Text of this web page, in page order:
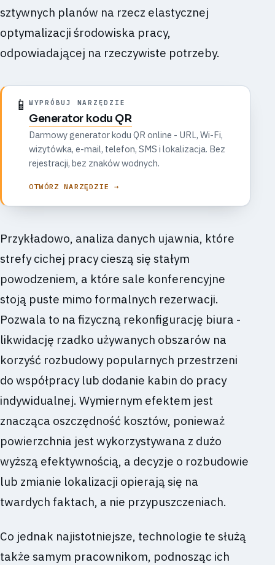
sztywnych planów na rzecz elastycznej
optymalizacji środowiska pracy,
odpowiadającej na rzeczywiste potrzeby.
📱 WYPRÓBUJ NARZĘDZIE
Generator kodu QR
Darmowy generator kodu QR online - URL, Wi-Fi,
wizytówka, e-mail, telefon, SMS i lokalizacja. Bez
rejestracji, bez znaków wodnych.
OTWÓRZ NARZĘDZIE →
Przykładowo, analiza danych ujawnia, które
strefy cichej pracy cieszą się stałym
powodzeniem, a które sale konferencyjne
stoją puste mimo formalnych rezerwacji.
Pozwala to na fizyczną rekonfigurację biura -
likwidację rzadko używanych obszarów na
korzyść rozbudowy popularnych przestrzeni
do współpracy lub dodanie kabin do pracy
indywidualnej. Wymiernym efektem jest
znacząca oszczędność kosztów, ponieważ
powierzchnia jest wykorzystywana z dużo
wyższą efektywnością, a decyzje o rozbudowie
lub zmianie lokalizacji opierają się na
twardych faktach, a nie przypuszczeniach.
Co jednak najistotniejsze, technologie te służą
także samym pracownikom, podnosząc ich